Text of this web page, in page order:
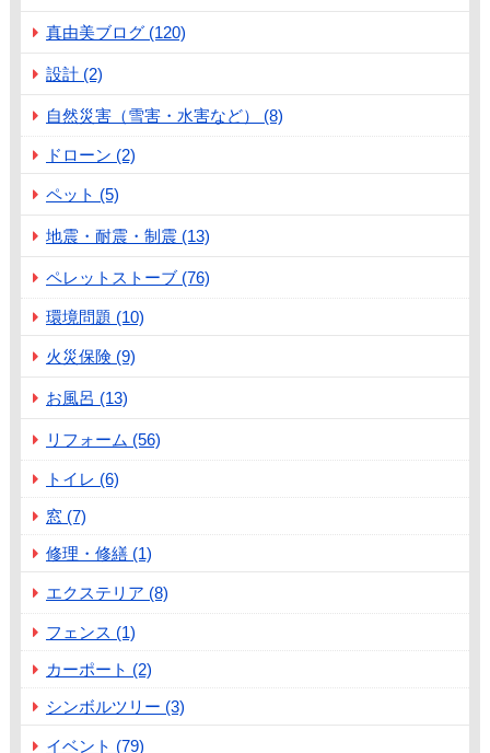
真由美ブログ (120)
設計 (2)
自然災害（雪害・水害など） (8)
ドローン (2)
ペット (5)
地震・耐震・制震 (13)
ペレットストーブ (76)
環境問題 (10)
火災保険 (9)
お風呂 (13)
リフォーム (56)
トイレ (6)
窓 (7)
修理・修繕 (1)
エクステリア (8)
フェンス (1)
カーポート (2)
シンボルツリー (3)
イベント (79)